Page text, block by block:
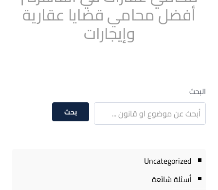
أفضل محامي قضايا عقارية
وإيجارات
البحث
بحث
Uncategorized
أسئلة شائعة